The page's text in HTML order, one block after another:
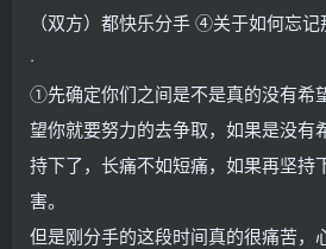
（双方）都快乐分手 ④关于如何忘
·
①先确定你们之间是不是真的没有希
望你就要努力的去争取，如果是没有
持下了，长痛不如短痛，如果再坚持
害。
但是刚分手的这段时间真的很痛苦，